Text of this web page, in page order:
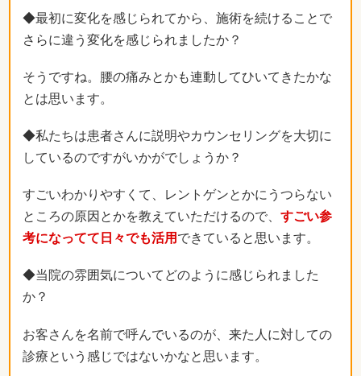
◆最初に変化を感じられてから、施術を続けることで
さらに違う変化を感じられましたか？
そうですね。腰の痛みとかも連動してひいてきたかな
とは思います。
◆私たちは患者さんに説明やカウンセリングを大切に
しているのですがいかがでしょうか？
すごいわかりやすくて、レントゲンとかにうつらない
ところの原因とかを教えていただけるので、 すごい参
考になってて日々でも活用 できていると思います。
◆当院の雰囲気についてどのように感じられました
か？
お客さんを名前で呼んでいるのが、来た人に対しての
診療という感じではないかなと思います。